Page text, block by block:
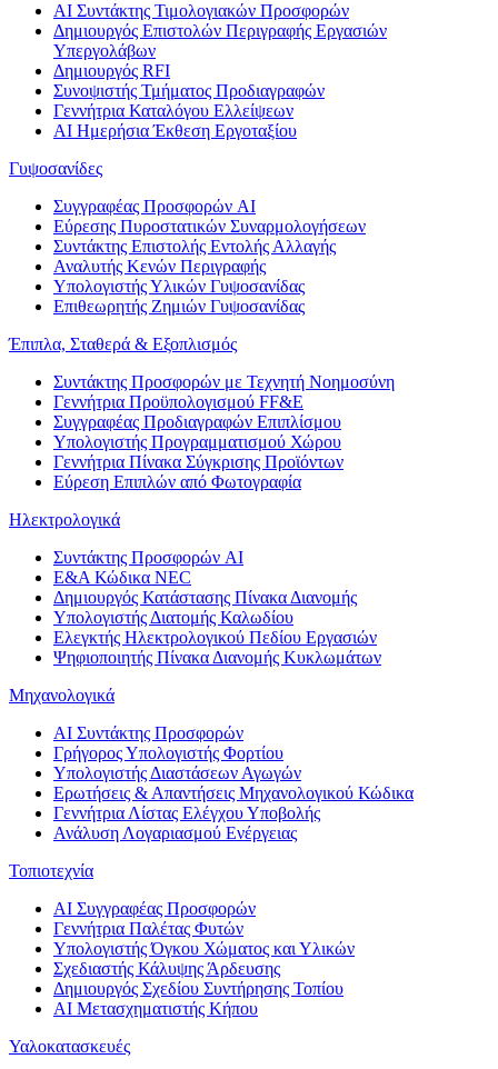
AI Συντάκτης Τιμολογιακών Προσφορών
Δημιουργός Επιστολών Περιγραφής Εργασιών
Υπεργολάβων
Δημιουργός RFI
Συνοψιστής Τμήματος Προδιαγραφών
Γεννήτρια Καταλόγου Ελλείψεων
AI Ημερήσια Έκθεση Εργοταξίου
Γυψοσανίδες
Συγγραφέας Προσφορών AI
Εύρεσης Πυροστατικών Συναρμολογήσεων
Συντάκτης Επιστολής Εντολής Αλλαγής
Αναλυτής Κενών Περιγραφής
Υπολογιστής Υλικών Γυψοσανίδας
Επιθεωρητής Ζημιών Γυψοσανίδας
Έπιπλα, Σταθερά & Εξοπλισμός
Συντάκτης Προσφορών με Τεχνητή Νοημοσύνη
Γεννήτρια Προϋπολογισμού FF&E
Συγγραφέας Προδιαγραφών Επιπλίσμου
Υπολογιστής Προγραμματισμού Χώρου
Γεννήτρια Πίνακα Σύγκρισης Προϊόντων
Εύρεση Επιπλών από Φωτογραφία
Ηλεκτρολογικά
Συντάκτης Προσφορών AI
Ε&Α Κώδικα NEC
Δημιουργός Κατάστασης Πίνακα Διανομής
Υπολογιστής Διατομής Καλωδίου
Ελεγκτής Ηλεκτρολογικού Πεδίου Εργασιών
Ψηφιοποιητής Πίνακα Διανομής Κυκλωμάτων
Μηχανολογικά
AI Συντάκτης Προσφορών
Γρήγορος Υπολογιστής Φορτίου
Υπολογιστής Διαστάσεων Αγωγών
Ερωτήσεις & Απαντήσεις Μηχανολογικού Κώδικα
Γεννήτρια Λίστας Ελέγχου Υποβολής
Ανάλυση Λογαριασμού Ενέργειας
Τοπιοτεχνία
AI Συγγραφέας Προσφορών
Γεννήτρια Παλέτας Φυτών
Υπολογιστής Όγκου Χώματος και Υλικών
Σχεδιαστής Κάλυψης Άρδευσης
Δημιουργός Σχεδίου Συντήρησης Τοπίου
AI Μετασχηματιστής Κήπου
Υαλοκατασκευές